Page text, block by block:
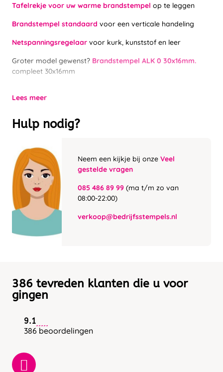
Tafelrekje voor uw warme brandstempel op te leggen
Brandstempel standaard voor een verticale handeling
Netspanningsregelaar voor kurk, kunststof en leer
Groter model gewenst? Brandstempel ALK 0 30x16mm.
compleet 30x16mm
Lees meer
Hulp nodig?
Neem een kijkje bij onze Veel
gestelde vragen
085 486 89 99 (ma t/m zo van
08:00-22:00)
verkoop@bedrijfsstempels.nl
386 tevreden klanten die u voor
gingen
9.1
386 beoordelingen